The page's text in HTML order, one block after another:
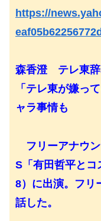
https://
森香澄 テレ東辞
「テレ東が嫌っ
ャラ事情も
フリーアナウ
S「有田哲平とコ
8）に出演。フリ
話した。